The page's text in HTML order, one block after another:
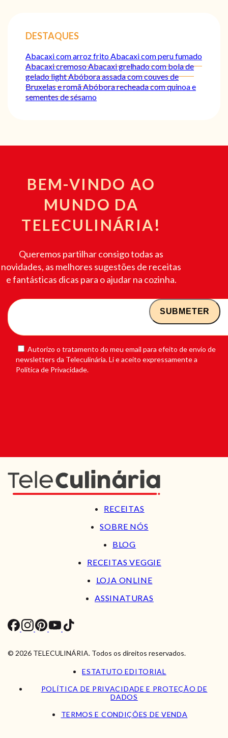
DESTAQUES
Abacaxi com arroz fritoAbacaxi com peru fumado
Abacaxi cremosoAbacaxi grelhado com bola de
gelado lightAbóbora assada com couves de
Bruxelas e romãAbóbora recheada com quinoa e
sementes de sésamo
BEM-VINDO AO
MUNDO DA
TELECULINÁRIA!
Queremos partilhar consigo todas as
novidades, as melhores sugestões de receitas
e fantásticas dicas para o ajudar na cozinha.
Autorizo o tratamento do meu email para efeito de envio de
newsletters da Teleculinária. Li e aceito expressamente a
Política de Privacidade.
RECEITAS
SOBRE NÓS
BLOG
RECEITAS VEGGIE
LOJA ONLINE
ASSINATURAS
© 2026 TELECULINÁRIA. Todos os direitos reservados.
ESTATUTO EDITORIAL
POLÍTICA DE PRIVACIDADE E PROTEÇÃO DE
DADOS
TERMOS E CONDIÇÕES DE VENDA